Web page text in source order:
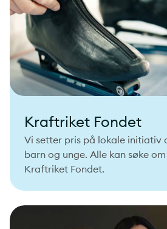
Kraftriket Fondet
Vi setter pris på lokale initiativ
barn og unge. Alle kan søke
Kraftriket Fondet.